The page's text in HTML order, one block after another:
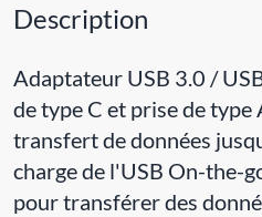
Description
Adaptateur USB 3.0 /
de type C et prise de type
transfert de données
charge de l'USB On-the-
pour transférer des